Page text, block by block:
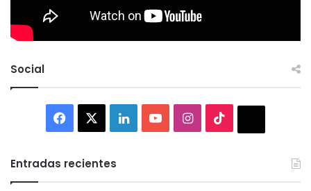
Social
Facebook LinkedInYouTubeInstagram
Entradas recientes